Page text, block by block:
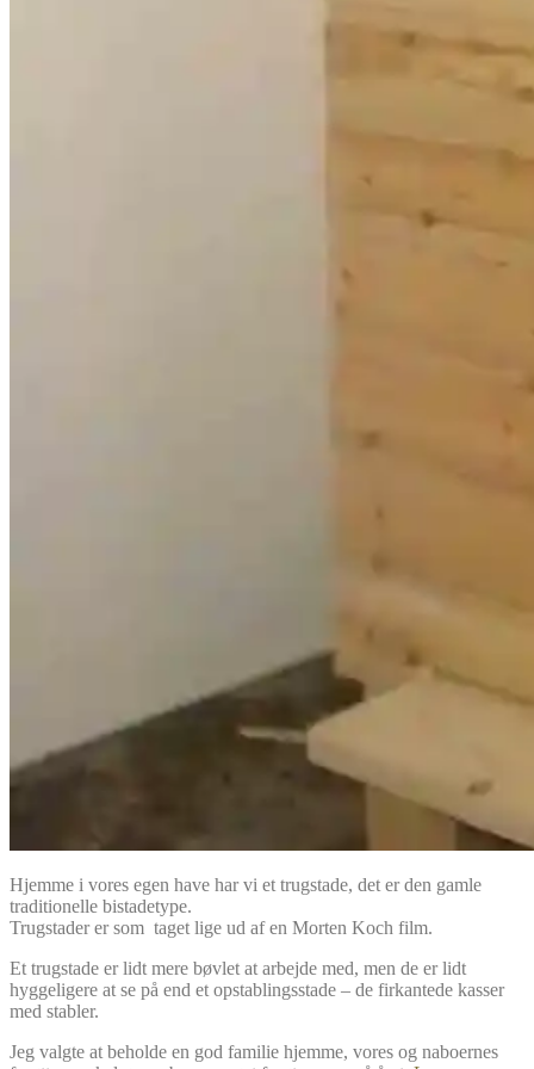
Hjemme i vores egen have har vi et trugstade, det er den gamle
traditionelle bistadetype.
Trugstader er som taget lige ud af en Morten Koch film.
Et trugstade er lidt mere bøvlet at arbejde med, men de er lidt
hyggeligere at se på end et opstablingsstade – de firkantede kasser
med stabler.
Jeg valgte at beholde en god familie hjemme, vores og naboernes